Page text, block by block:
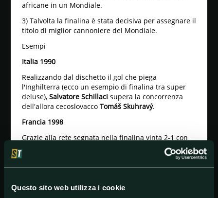
Questo sito web utilizza i cookie
africane in un Mondiale.
3) Talvolta la finalina è stata decisiva per assegnare il
titolo di miglior cannoniere del Mondiale.
Esempi
Italia 1990
Realizzando dal dischetto il gol che piega
l'Inghilterra (ecco un esempio di finalina tra super
deluse), Salvatore Schillaci supera la concorrenza
dell'allora cecoslovacco Tomáš Skuhravý.
Francia 1998
Grazie alla rete segnata nella finalina vinta 2-1 con
l'Olanda, il croato
stacca la coppia
Batistuta-Vieri
Croazia-Marocco